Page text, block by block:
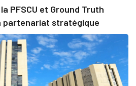
PFSCU et Ground Truth
partenariat stratégique